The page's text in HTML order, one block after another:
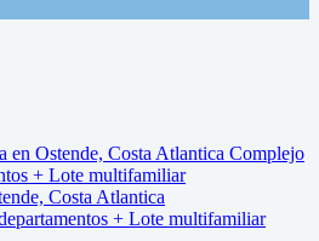
Costa Atlantica
+ Lote multifamiliar